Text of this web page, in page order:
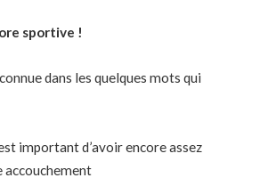
sportive !
dans les quelques mots qui
important d’avoir encore assez
accouchement